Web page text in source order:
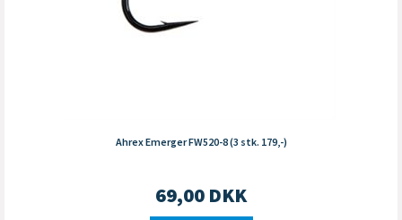
Ahrex Emerger FW520-8 (3 stk. 179,-)
69,00 DKK